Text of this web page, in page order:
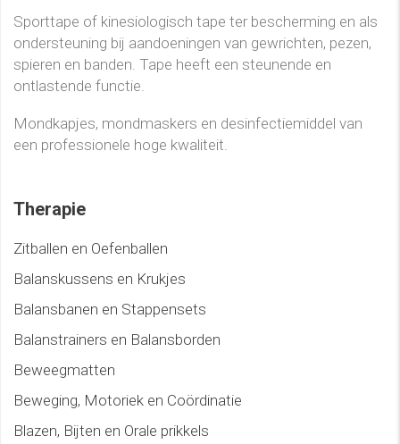
Sporttape of kinesiologisch tape ter bescherming en als
ondersteuning bij aandoeningen van gewrichten, pezen,
spieren en banden. Tape heeft een steunende en
ontlastende functie.
Mondkapjes, mondmaskers en desinfectiemiddel van
een professionele hoge kwaliteit.
Therapie
Zitballen en Oefenballen
Balanskussens en Krukjes
Balansbanen en Stappensets
Balanstrainers en Balansborden
Beweegmatten
Beweging, Motoriek en Coördinatie
Blazen, Bijten en Orale prikkels